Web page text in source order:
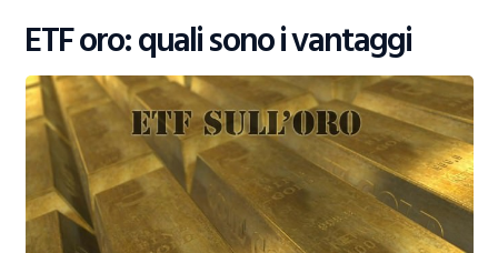
ETF oro: quali sono i vantaggi